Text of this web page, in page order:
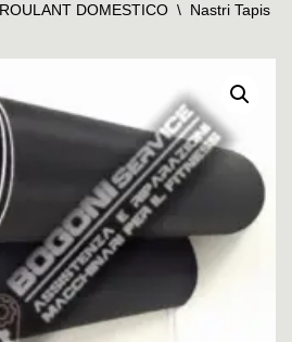
DOMESTICO \ Nastri Tapis